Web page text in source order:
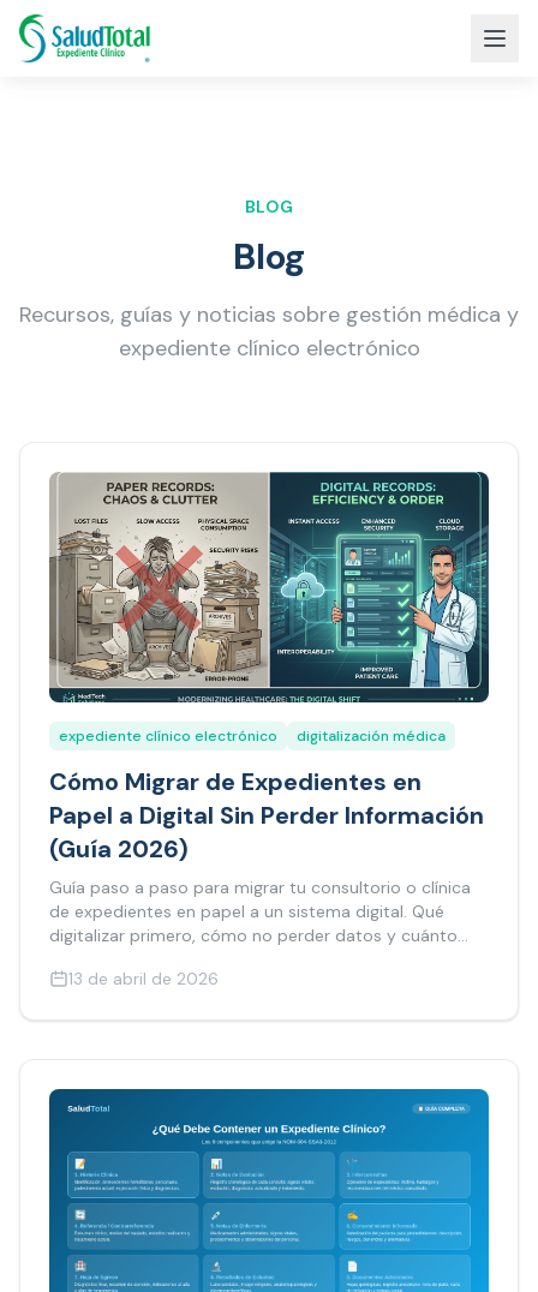
BLOG
Blog
Recursos, guías y noticias sobre gestión médica y
expediente clínico electrónico
expediente clínico electrónico digitalización médica
Cómo Migrar de Expedientes en
Papel a Digital Sin Perder Información
(Guía 2026)
Guía paso a paso para migrar tu consultorio o clínica
de expedientes en papel a un sistema digital. Qué
digitalizar primero, cómo no perder datos y cuánto
13 de abril de 2026